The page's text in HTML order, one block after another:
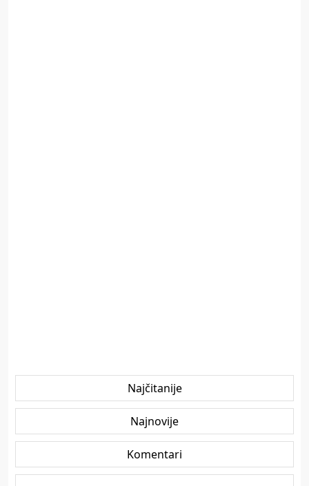
Najčitanije
Najnovije
Komentari